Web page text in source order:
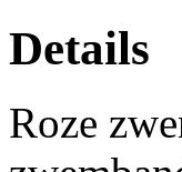
Details
Roze